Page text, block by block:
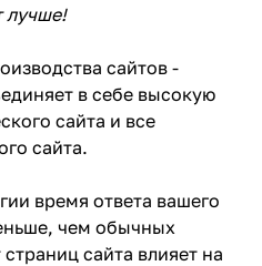
лучше!
сайтов -
в себе высокую
сайта и все
сайта.
время ответа вашего
чем обычных
сайта влияет на